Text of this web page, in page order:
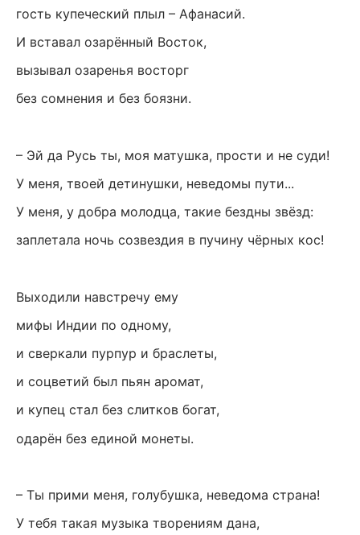
гость купеческий плыл – Афанасий.
И вставал озарённый Восток,
вызывал озаренья восторг
без сомнения и без боязни.
– Эй да Русь ты, моя матушка, прости и не суди!
У меня, твоей детинушки, неведомы пути...
У меня, у добра молодца, такие бездны звёзд:
заплетала ночь созвездия в пучину чёрных кос!
Выходили навстречу ему
мифы Индии по одному,
и сверкали пурпур и браслеты,
и соцветий был пьян аромат,
и купец стал без слитков богат,
одарён без единой монеты.
– Ты прими меня, голубушка, неведома страна!
У тебя такая музыка творениям дана,